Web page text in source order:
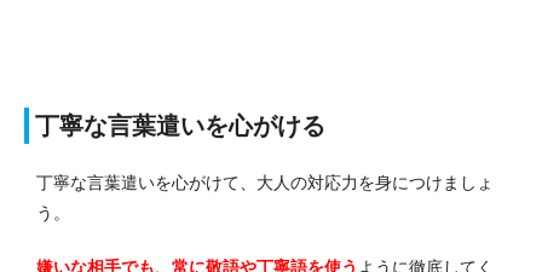
丁寧な言葉遣いを心がける
丁寧な言葉遣いを心がけて、大人の対応力を身につけましょ
う。
嫌いな相手でも、常に敬語や丁寧語を使う ように徹底してく